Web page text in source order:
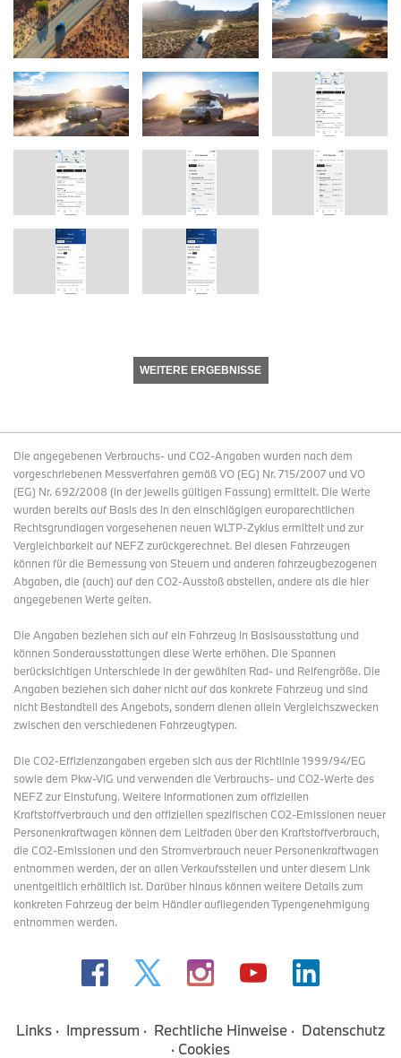
WEITERE ERGEBNISSE
Die angegebenen Verbrauchs- und CO2-Angaben wurden nach dem
vorgeschriebenen Messverfahren gemäß VO (EG) Nr. 715/2007 und VO
(EG) Nr. 692/2008 (in der jeweils gültigen Fassung) ermittelt. Die Werte
wurden bereits auf Basis des in den einschlägigen europarechtlichen
Rechtsgrundlagen vorgesehenen neuen WLTP-Zyklus ermittelt und zur
Vergleichbarkeit auf NEFZ zurückgerechnet. Bei diesen Fahrzeugen
können für die Bemessung von Steuern und anderen fahrzeugbezogenen
Abgaben, die (auch) auf den CO2-Ausstoß abstellen, andere als die hier
angegebenen Werte gelten.
Die Angaben beziehen sich auf ein Fahrzeug in Basisausstattung und
können Sonderausstattungen diese Werte erhöhen. Die Spannen
berücksichtigen Unterschiede in der gewählten Rad- und Reifengröße. Die
Angaben beziehen sich daher nicht auf das konkrete Fahrzeug und sind
nicht Bestandteil des Angebots, sondern dienen allein Vergleichszwecken
zwischen den verschiedenen Fahrzeugtypen.
Die CO2-Effizienzangaben ergeben sich aus der Richtlinie 1999/94/EG
sowie dem Pkw-VIG und verwenden die Verbrauchs- und CO2-Werte des
NEFZ zur Einstufung. Weitere Informationen zum offiziellen
Kraftstoffverbrauch und den offiziellen spezifischen CO2-Emissionen neuer
Personenkraftwagen können dem Leitfaden über den Kraftstoffverbrauch,
die CO2-Emissionen und den Stromverbrauch neuer Personenkraftwagen
entnommen werden, der an allen Verkaufsstellen und unter diesem Link
unentgeltlich erhältlich ist. Darüber hinaus können weitere Details zum
konkreten Fahrzeug der beim Händler aufliegenden Typengenehmigung
entnommen werden.
Links Impressum Rechtliche Hinweise
Datenschutz
Cookies